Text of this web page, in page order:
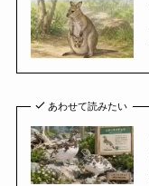
あわせて読みたい